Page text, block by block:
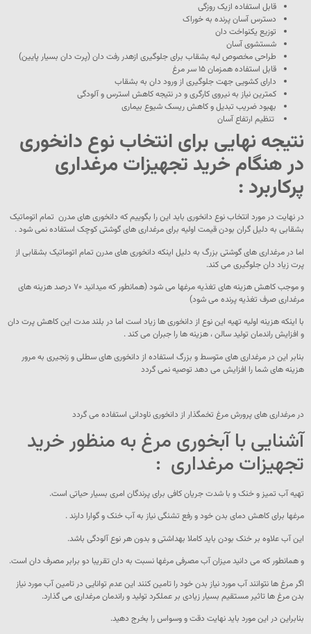
قابل استفاده ازیک روزگی
دسترس آسان پرنده به خوراک
توزیع یکنواخت دان
شستشوی آسان
طراحی مخصوص لبه بشقاب برای جلوگیری ازهدر رفت دان (پرت دان بسیار پایین)
قابل استفاده همزمان ۱۵ سر مرغ
دارای کشویی جهت جلوگیری از ورود دان به بشقاب
کمترین نیاز به نیروی کارگری و در نتیجه کاهش استرس و آلودگی
بهبود ضریب تبدیل و کاهش ریسک شیوع بیماری
تنظیم ارتفاع آسان
نتیجه نهایی برای انتخاب نوع دانخوری
در هنگام خرید تجهیزات مرغداری
پرکاربرد :
در نهایت در مورد انتخاب نوع دانخوری باید این را بگوییم که دانخوری های مدرن تمام اتوماتیک
بشقابی به دلیل گران بودن قیمت اولیه برای مرغداری های گوشتی کوچک استفاده نمی شود .
اما در مرغداری های گوشتی بزرگ به دلیل اینکه دانخوری های مدرن تمام اتوماتیک بشقابی از
پرت زیاد دان جلوگیری می کند.
و موجب کاهش هزینه های تغذیه مرغها می شود (همانطور که میدانید ۷۰ درصد هزینه های
مرغداری صرف تغذیه پرنده می شود)
با اینکه هزینه اولیه تهیه این نوع از دانخوری ها زیاد است اما در بلند مدت این کاهش پرت دان
و افزایش راندمان تولید سالن ، هزینه ها را جبران می کند .
بنابر این در مرغداری های متوسط و بزرگ استفاده از دانخوری های سطلی و زنجیری به مرور
هزینه های شما را افزایش می دهد توصیه نمی گردد
در مرغداری های پرورش مرغ تخمگذار از دانخوری ناودانی استفاده می گردد
آشنایی با آبخوری مرغ به منظور خرید
تجهیزات مرغداری :
تهیه آب تمیز و خنک و با شدت جریان کافی برای پرندگان امری بسیار حیاتی است.
مرغها برای کاهش دمای بدن خود و رفع تشنگی نیاز به آب خنک و گوارا دارند .
این آب علاوه بر خنک بودن باید کاملا بهداشتی و بدون هر نوع آلودگی باشد.
و همانطور که می دانید میزان آب مصرفی مرغها نسبت به دان تقریبا دو برابر مصرف دان است.
اگر مرغ ها نتوانند آب مورد نیاز بدن خود را تامین کنند این عدم توانایی در تامین آب مورد نیاز
بدن مرغ ها تاثیر مستقیم بسیار زیادی بر عملکرد تولید و راندمان مرغداری می گذارد.
بنابراین در این مورد باید نهایت دقت و وسواس را بخرج دهید.